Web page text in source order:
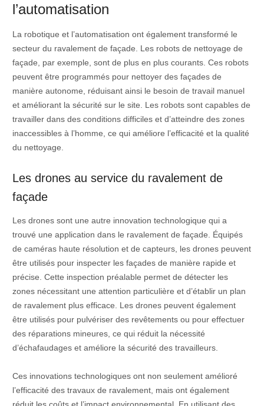
l’automatisation
La robotique et l’automatisation ont également transformé le
secteur du ravalement de façade. Les robots de nettoyage de
façade, par exemple, sont de plus en plus courants. Ces robots
peuvent être programmés pour nettoyer des façades de
manière autonome, réduisant ainsi le besoin de travail manuel
et améliorant la sécurité sur le site. Les robots sont capables de
travailler dans des conditions difficiles et d’atteindre des zones
inaccessibles à l’homme, ce qui améliore l’efficacité et la qualité
du nettoyage.
Les drones au service du ravalement de
façade
Les drones sont une autre innovation technologique qui a
trouvé une application dans le ravalement de façade. Équipés
de caméras haute résolution et de capteurs, les drones peuvent
être utilisés pour inspecter les façades de manière rapide et
précise. Cette inspection préalable permet de détecter les
zones nécessitant une attention particulière et d’établir un plan
de ravalement plus efficace. Les drones peuvent également
être utilisés pour pulvériser des revêtements ou pour effectuer
des réparations mineures, ce qui réduit la nécessité
d’échafaudages et améliore la sécurité des travailleurs.
Ces innovations technologiques ont non seulement amélioré
l’efficacité des travaux de ravalement, mais ont également
réduit les coûts et l’impact environnemental. En utilisant des